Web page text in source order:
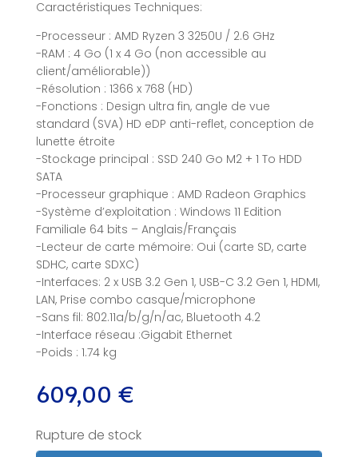
Caractéristiques Techniques:
-Processeur : AMD Ryzen 3 3250U / 2.6 GHz
-RAM : 4 Go (1 x 4 Go (non accessible au
client/améliorable))
-Résolution : 1366 x 768 (HD)
-Fonctions : Design ultra fin, angle de vue
standard (SVA) HD eDP anti-reflet, conception de
lunette étroite
-Stockage principal : SSD 240 Go M2 + 1 To HDD
SATA
-Processeur graphique : AMD Radeon Graphics
-Système d’exploitation : Windows 11 Edition
Familiale 64 bits – Anglais/Français
-Lecteur de carte mémoire: Oui (carte SD, carte
SDHC, carte SDXC)
-Interfaces: 2 x USB 3.2 Gen 1, USB-C 3.2 Gen 1, HDMI,
LAN, Prise combo casque/microphone
-Sans fil: 802.11a/b/g/n/ac, Bluetooth 4.2
-Interface réseau :Gigabit Ethernet
-Poids : 1.74 kg
609,00 €
Rupture de stock